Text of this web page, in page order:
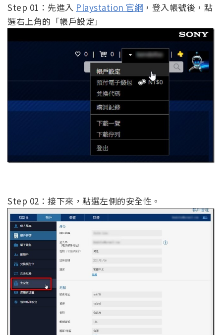
Step 01：先進入 Playstation 官網 ，登入帳號後，點
選右上角的「帳戶設定」
Step 02：接下來，點選左側的安全性。